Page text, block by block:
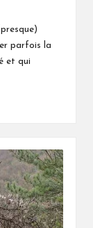
parfois la
et qui